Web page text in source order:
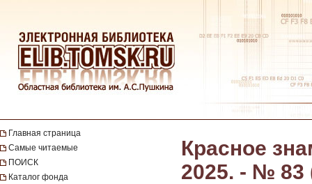
Главная страница
Самые читаемые
ПОИСК
Каталог фонда
Красное
2025. - № 83